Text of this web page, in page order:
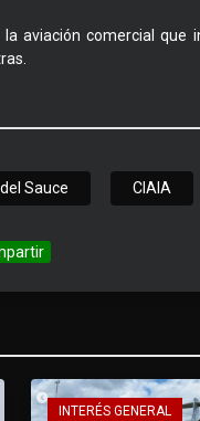
aviación comercial que
Sauce CIAIA
INTERÉS GENERAL